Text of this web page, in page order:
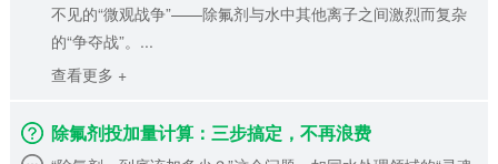
不见的“微观战争”——除氟剂与水中其他离子之间激烈而复杂
的“争夺战”。...
查看更多 +
除氟剂投加量计算：三步搞定，不再浪费